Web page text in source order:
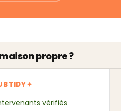
propre ?
TIDY ✦
vérifiés